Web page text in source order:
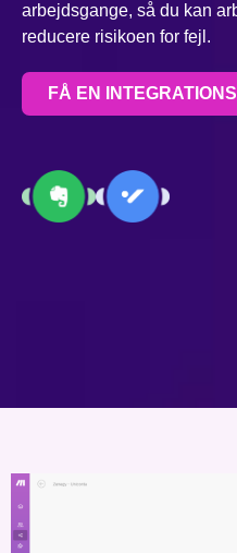
arbejdsgange, så du kan
reducere risikoen for fejl.
FÅ EN